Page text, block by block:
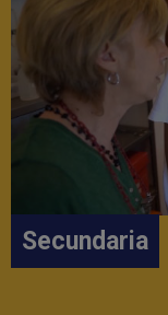
Secundaria